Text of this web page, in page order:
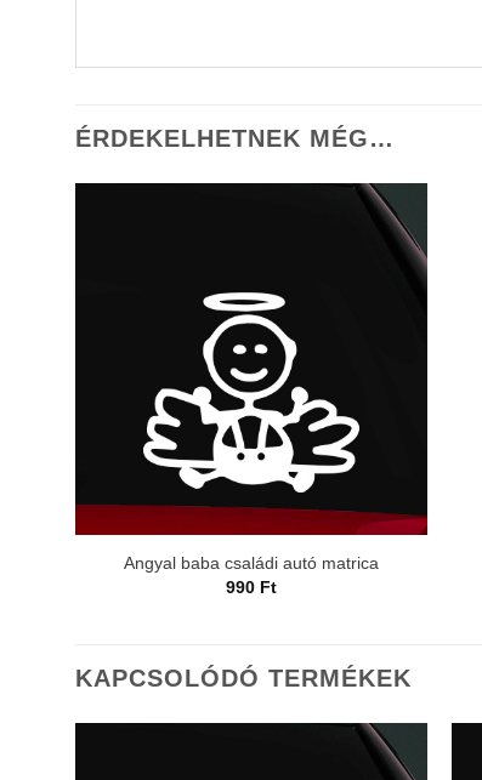
ÉRDEKELHETNEK MÉG…
Angyal baba családi autó matrica
990 Ft
KAPCSOLÓDÓ TERMÉKEK